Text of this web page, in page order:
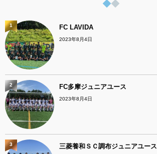
FC LAVIDA
2023年8月4日
1
FC多摩ジュニアユース
2023年8月4日
2
三菱養和ＳＣ調布ジュニアユース
3